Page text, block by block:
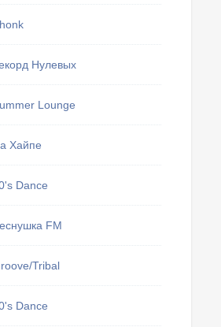
Нулевых
Lounge
Хайпе
Dance
FM
Tribal
Dance